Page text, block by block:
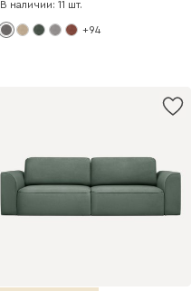
В наличии: 11 шт.
+94